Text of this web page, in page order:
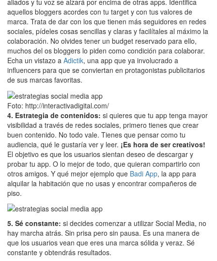
aliados y tu voz se alzará por encima de otras apps. Identifica
aquellos bloggers acordes con tu target y con tus valores de
marca. Trata de dar con los que tienen más seguidores en redes
sociales, pídeles cosas sencillas y claras y facilítales al máximo la
colaboración. No olvides tener un budget reservado para ello,
muchos del os bloggers lo piden como condición para colaborar.
Echa un vistazo a Adictik, una app que ya involucrado a
influencers para que se conviertan en protagonistas publicitarios
de sus marcas favoritas.
Foto: http://interactivadigital.com/
4. Estrategia de contenidos: si quieres que tu app tenga mayor
visibilidad a través de redes sociales, primero tienes que crear
buen contenido. No todo vale. Tienes que pensar como tu
audiencia, qué le gustaría ver y leer. ¡Es hora de ser creativos!
El objetivo es que los usuarios sientan deseo de descargar y
probar tu app. O lo mejor de todo, que quieran compartirlo con
otros amigos. Y qué mejor ejemplo que Badi App, la app para
alquilar la habitación que no usas y encontrar compañeros de
piso.
5. Sé constante: si decides comenzar a utilizar Social Media, no
hay marcha atrás. Sin prisa pero sin pausa. Es una manera de
que los usuarios vean que eres una marca sólida y veraz. Sé
constante y obtendrás resultados.